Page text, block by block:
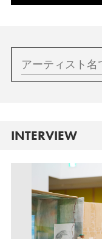
INTERVIEW